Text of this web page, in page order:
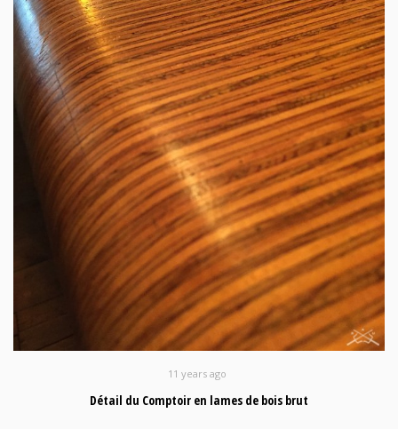
11 years ago
Détail du Comptoir en lames de bois brut